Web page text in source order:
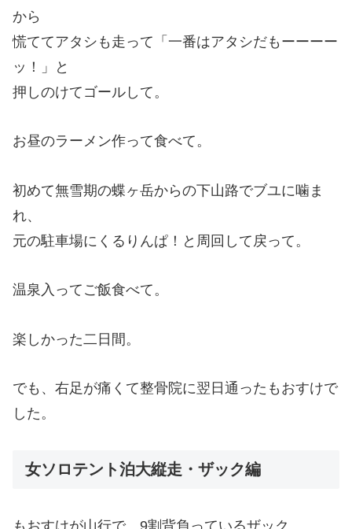
から
慌ててアタシも走って「一番はアタシだもーーーー
ッ！」と
押しのけてゴールして。
お昼のラーメン作って食べて。
初めて無雪期の蝶ヶ岳からの下山路でブユに噛ま
れ、
元の駐車場にくるりんぱ！と周回して戻って。
温泉入ってご飯食べて。
楽しかった二日間。
でも、右足が痛くて整骨院に翌日通ったもおすけで
した。
女ソロテント泊大縦走・ザック編
もおすけが山行で、9割背負っているザック。